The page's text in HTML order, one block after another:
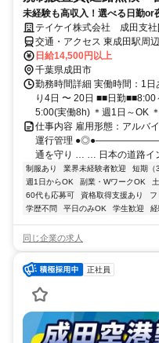
未経験も高収入！選べる日勤
テイケイ株式会社 成田支社
交通・アクセス 東成田駅周
日給14,500円以上
千葉県成田市
勤務時間詳細 実働時間：1
り4日 〜 20日 ■■日勤
5:00(実働8h) ＊週1日～OK ＊
仕事内容 雇用形態：アルバ
運行管理
通を守り … … 日本の道路イ
制服あり 業界未経験者歓迎 短期（
週1日からOK
副業・WワークOK
60代も応募可
資格取得支援あり
学歴不問
平日のみOK 学生歓迎
同じ企業の求人
正社員